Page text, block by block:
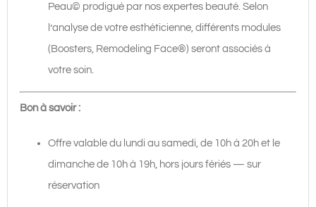
Peau© prodigué par nos expertes beauté. Selon
l’analyse de votre esthéticienne, différents modules
(Boosters, Remodeling Face®) seront associés à
votre soin.
Bon à savoir :
Offre valable du lundi au samedi, de 10h à 20h et le
dimanche de 10h à 19h, hors jours fériés — sur
réservation